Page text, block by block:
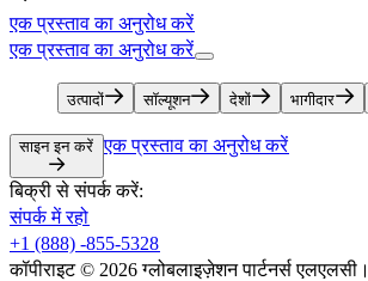
एक प्रस्ताव का अनुरोध करें​​
एक प्रस्ताव का अनुरोध करें​​
उत्पादों​​ सॉल्यूशन​​ देशों​​ भागीदार​​
साइन इन करें​​ एक प्रस्ताव का अनुरोध करें​​
बिक्री से संपर्क करें:​​
संपर्क में रहो​​
+1 (888) -855-5328​​
कॉपीराइट © 2026 ग्लोबलाइज़ेशन पार्टनर्स एलएलसी।